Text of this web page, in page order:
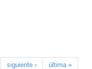
siguiente › última »